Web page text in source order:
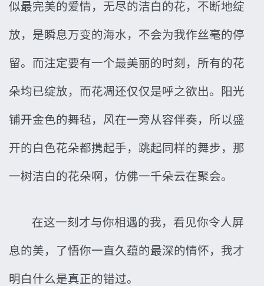
似最完美的爱情，无尽的洁白的花，不断地绽
放，是瞬息万变的海水，不会为我作丝毫的停
留。而注定要有一个最美丽的时刻，所有的花
朵均已绽放，而花凋还仅仅是呼之欲出。阳光
铺开金色的舞毡，风在一旁从容伴奏，所以盛
开的白色花朵都携起手，跳起同样的舞步，那
一树洁白的花朵啊，仿佛一千朵云在聚会。
在这一刻才与你相遇的我，看见你令人屏
息的美，了悟你一直久蕴的最深的情怀，我才
明白什么是真正的错过。